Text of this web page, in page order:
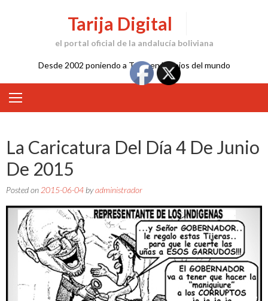
Tarija Digital
el portal oficial de la andalucía boliviana
Desde 2002 poniendo a Tarija en los ojos del mundo
La Caricatura Del Día 4 De Junio
De 2015
Posted on 2015-06-04 byadministrador